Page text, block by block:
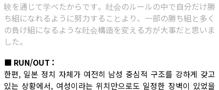
験を通じて学べたからです。社会のルールの中で自分だけ勝
ち組になれるように努力することより、一部の勝ち組と多く
の負け組になるような社会構造を変える方が大事だと思いま
した。
■ RUN/OUT :
한편, 일본 정치 자체가 여전히 남성 중심적 구조를 강하게 갖고
있는 상황에서, 여성이라는 위치만으로도 일정한 장벽이 있었을